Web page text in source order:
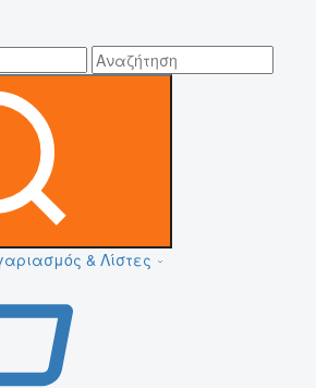
& Λίστες